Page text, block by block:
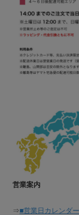
営業案内
⇒■営業日カレンダー